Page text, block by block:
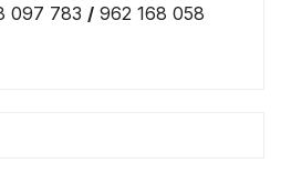
097 783 / 962 168 058